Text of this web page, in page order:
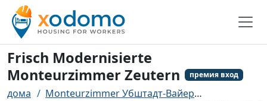
Frisch Modernisierte
Monteurzimmer Zeutern
премия вход
дома Monteurzimmer Убштадт-Вайер